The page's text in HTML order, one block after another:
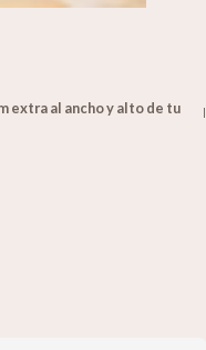
extra al ancho y alto de tu |